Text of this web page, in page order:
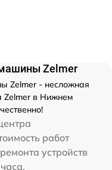
Zelmer
Zelmer - несложная
Zelmer в Нижнем
работ
устройств